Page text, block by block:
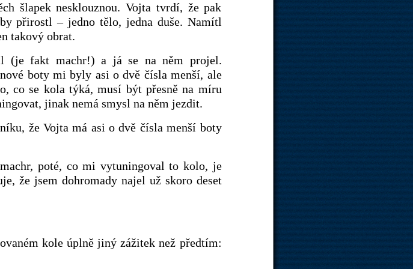
šlapek nesklouznou. Vojta tvrdí, že pak
přirostl – jedno tělo, jedna duše. Namítl
takový obrat.
(je fakt machr!) a já se na něm projel.
boty mi byly asi o dvě čísla menší, ale
co se kola týká, musí být přesně na míru
jinak nemá smysl na něm jezdit.
že Vojta má asi o dvě čísla menší boty
poté, co mi vytuningoval to kolo, je
že jsem dohromady najel už skoro deset
kole úplně jiný zážitek než předtím: